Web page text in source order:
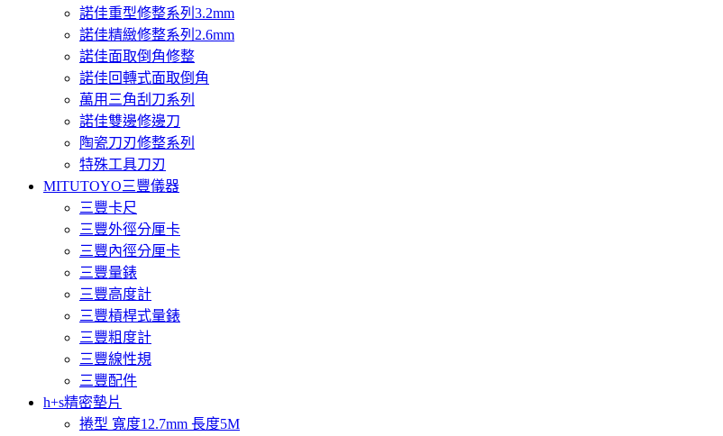
諾佳重型修整系列3.2mm
諾佳精緻修整系列2.6mm
諾佳面取倒角修整
諾佳回轉式面取倒角
萬用三角刮刀系列
諾佳雙邊修邊刀
陶瓷刀刃修整系列
特殊工具刀刃
MITUTOYO三豐儀器
三豐卡尺
三豐外徑分厘卡
三豐內徑分厘卡
三豐量錶
三豐高度計
三豐槓桿式量錶
三豐粗度計
三豐線性規
三豐配件
h+s精密墊片
捲型 寬度12.7mm 長度5M